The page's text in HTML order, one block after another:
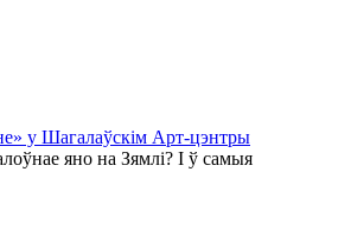
у Шагалаўскім Арт-цэнтры
яно на Зямлі? І ў самыя